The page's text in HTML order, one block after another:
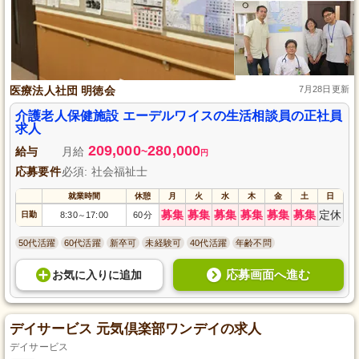
医療法人社団 明徳会 7月28日更新
介護老人保健施設 エーデルワイスの生活相談員の正社員
求人
給与 月給 209,000~280,000円
応募要件必須: 社会福祉士
就業時間 休憩 月 火 水 木 金 土 日
日勤 8:30～ 17:00 60分 募集 募集 募集 募集 募集 募集 定休
50代活躍 60代活躍 新卒可 未経験可 40代活躍 年齢不問
お気に入り に追加 応募画面へ進む
デイサービス 元気倶楽部ワンデイの求人
デイサービス